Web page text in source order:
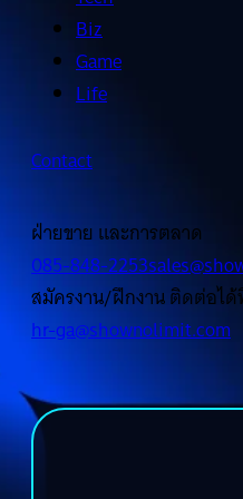
Biz
Game
Life
Contact
ฝ่ายขาย และการตลาด
085-848-2253
สมัครงาน/ฝึกงาน ติดต่อได้
hr-ga@shownolimit.com